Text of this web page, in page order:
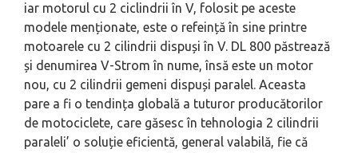
iar motorul cu 2 ciclindrii în V, folosit pe aceste
modele menționate, este o refeință în sine printre
motoarele cu 2 cilindrii dispuși în V. DL 800 păstrează
și denumirea V-Strom în nume, însă este un motor
nou, cu 2 cilindrii gemeni dispuși paralel. Aceasta
pare a fi o tendința globală a tuturor producătorilor
de motociclete, care găsesc în tehnologia 2 cilindrii
paraleli’ o soluție eficientă, general valabilă, fie că